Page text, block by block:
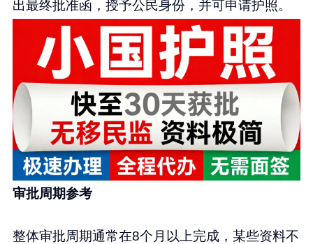
出最终批准函，授予公民身份，并可申请护照。
审批周期参考
整体审批周期通常在8个月以上完成，某些资料不